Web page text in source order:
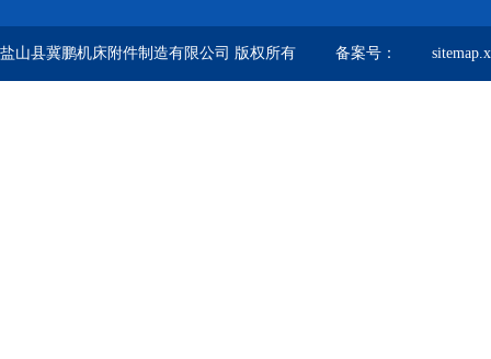
盐山县冀鹏机床附件制造有限公司 版权所有 备案号：